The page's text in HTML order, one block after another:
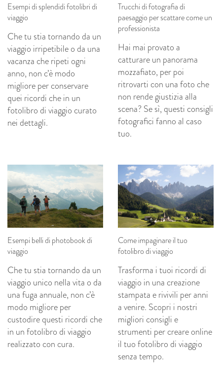
Esempi di splendidi fotolibri di
viaggio
Che tu stia tornando da un
viaggio irripetibile o da una
vacanza che ripeti ogni
anno, non c’è modo
migliore per conservare
quei ricordi che in un
fotolibro di viaggio curato
nei dettagli.
Trucchi di fotografia di
paesaggio per scattare come un
professionista
Hai mai provato a
catturare un panorama
mozzafiato, per poi
ritrovarti con una foto che
non rende giustizia alla
scena? Se sì, questi consigli
fotografici fanno al caso
tuo.
Esempi belli di photobook di
viaggio
Che tu stia tornando da un
viaggio unico nella vita o da
una fuga annuale, non c’è
modo migliore per
custodire questi ricordi che
in un fotolibro di viaggio
realizzato con cura.
Come impaginare il tuo
fotolibro di viaggio
Trasforma i tuoi ricordi di
viaggio in una creazione
stampata e rivivili per anni
a venire. Scopri i nostri
migliori consigli e
strumenti per creare online
il tuo fotolibro di viaggio
senza tempo.